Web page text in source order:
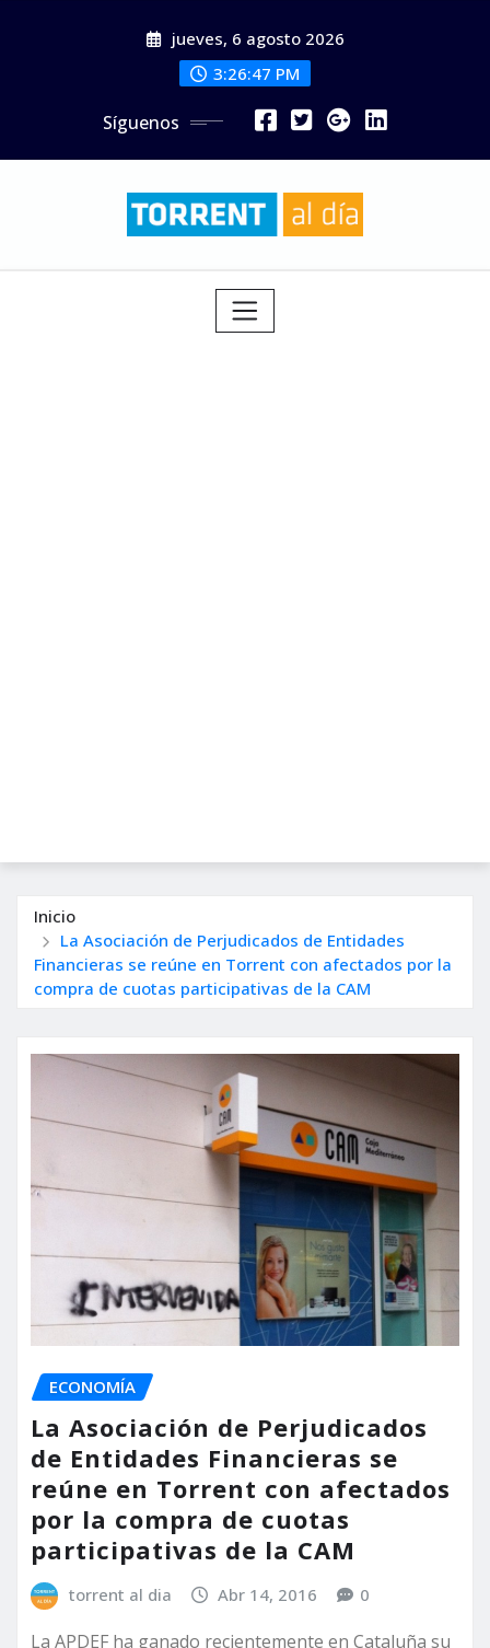
jueves, 6 agosto 2026
3:26:48 PM
Síguenos
Inicio
La Asociación de Perjudicados de Entidades
Financieras se reúne en Torrent con afectados por la
compra de cuotas participativas de la CAM
ECONOMÍA
La Asociación de Perjudicados
de Entidades Financieras se
reúne en Torrent con afectados
por la compra de cuotas
participativas de la CAM
torrent al dia Abr 14, 2016 0
La APDEF ha ganado recientemente en Cataluña su